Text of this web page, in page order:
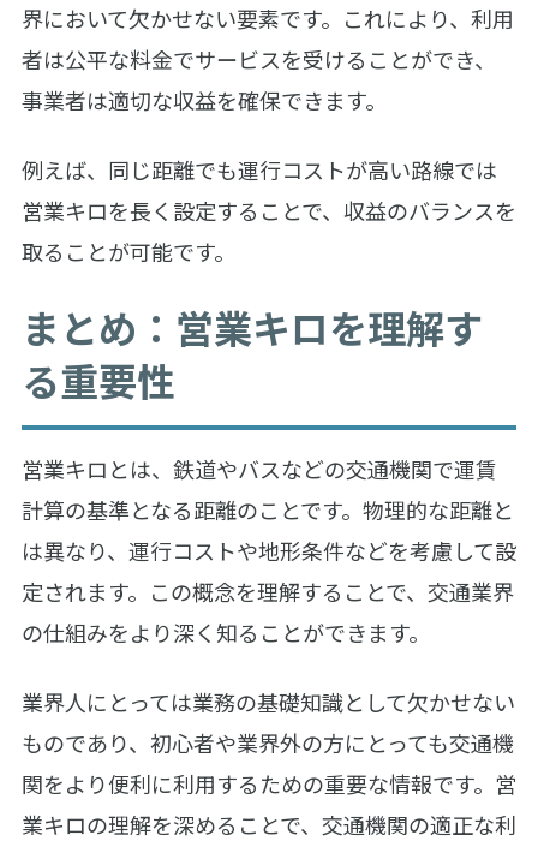
界において欠かせない要素です。これにより、利用
者は公平な料金でサービスを受けることができ、
事業者は適切な収益を確保できます。
例えば、同じ距離でも運行コストが高い路線では
営業キロを長く設定することで、収益のバランスを
取ることが可能です。
まとめ：営業キロを理解す
る重要性
営業キロとは、鉄道やバスなどの交通機関で運賃
計算の基準となる距離のことです。物理的な距離と
は異なり、運行コストや地形条件などを考慮して設
定されます。この概念を理解することで、交通業界
の仕組みをより深く知ることができます。
業界人にとっては業務の基礎知識として欠かせない
ものであり、初心者や業界外の方にとっても交通機
関をより便利に利用するための重要な情報です。営
業キロの理解を深めることで、交通機関の適正な利